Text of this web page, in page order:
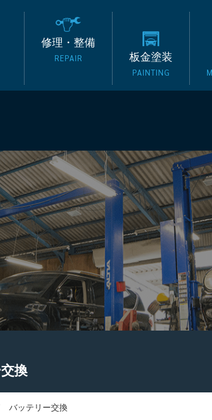
外車専門整備工
修理・整備
REPAIR 板金塗装
PAINTING
換
バッテリー交換